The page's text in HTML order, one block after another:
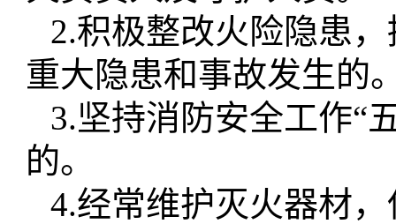
2.积极整改火险隐患
重大隐患和事故发生的
3.坚持消防安全工作“
的。
4.经常维护灭火器材